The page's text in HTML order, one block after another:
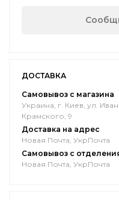
ДОСТАВКА
Самовывоз с магазина
Украина, г. Киев, ул.
Крамского, 9
Доставка на адрес
Новая Почта, УкрПочта
Самовывоз с
Новая Почта, УкрПочта